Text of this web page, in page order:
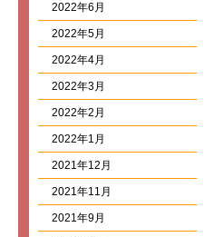
2022年6月
2022年5月
2022年4月
2022年3月
2022年2月
2022年1月
2021年12月
2021年11月
2021年9月